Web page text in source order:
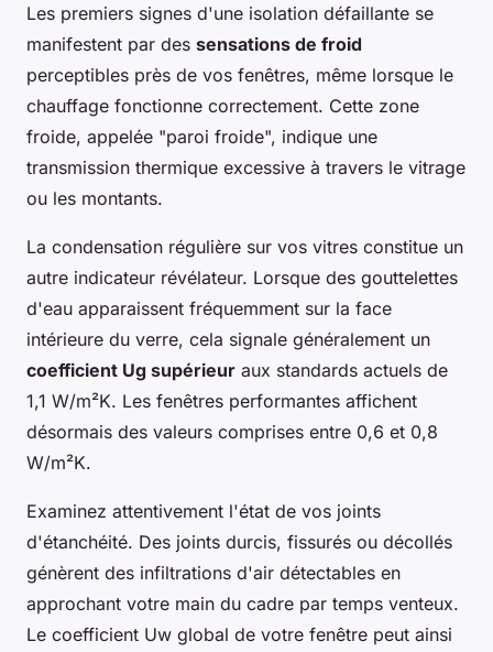
Les premiers signes d'une isolation défaillante se
manifestent par des sensations de froid
perceptibles près de vos fenêtres, même lorsque le
chauffage fonctionne correctement. Cette zone
froide, appelée "paroi froide", indique une
transmission thermique excessive à travers le vitrage
ou les montants.
La condensation régulière sur vos vitres constitue un
autre indicateur révélateur. Lorsque des gouttelettes
d'eau apparaissent fréquemment sur la face
intérieure du verre, cela signale généralement un
coefficient Ug supérieur aux standards actuels de
1,1 W/m²K. Les fenêtres performantes affichent
désormais des valeurs comprises entre 0,6 et 0,8
W/m²K.
Examinez attentivement l'état de vos joints
d'étanchéité. Des joints durcis, fissurés ou décollés
génèrent des infiltrations d'air détectables en
approchant votre main du cadre par temps venteux.
Le coefficient Uw global de votre fenêtre peut ainsi